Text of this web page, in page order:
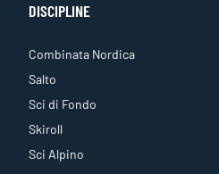
DISCIPLINE
Combinata Nordica
Salto
Sci di Fondo
Skiroll
Sci Alpino